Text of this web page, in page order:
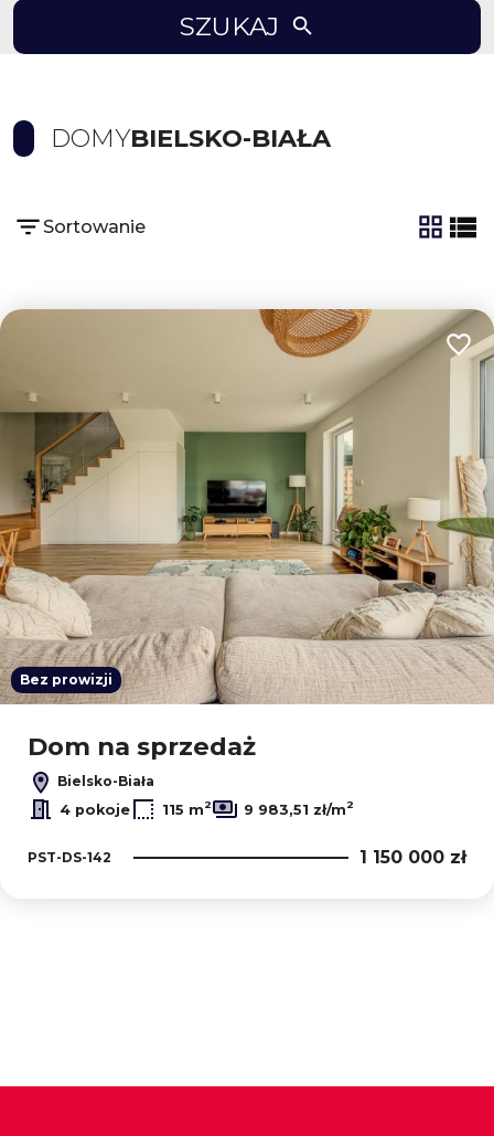
SZUKAJ
DOMYBIELSKO-BIAŁA
Sortowanie
tabela
Bez prowizji
Dom na sprzedaż
Bielsko-Biała
4 pokoje
115 m2 9 983,51 zł/m2
PST-DS-142 1 150 000 zł